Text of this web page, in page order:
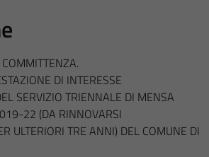
DI INTERESSE
SERVIZIO TRIENNALE DI MENSA
22 (DA RINNOVARSI
ULTERIORI TRE ANNI) DEL COMUNE DI